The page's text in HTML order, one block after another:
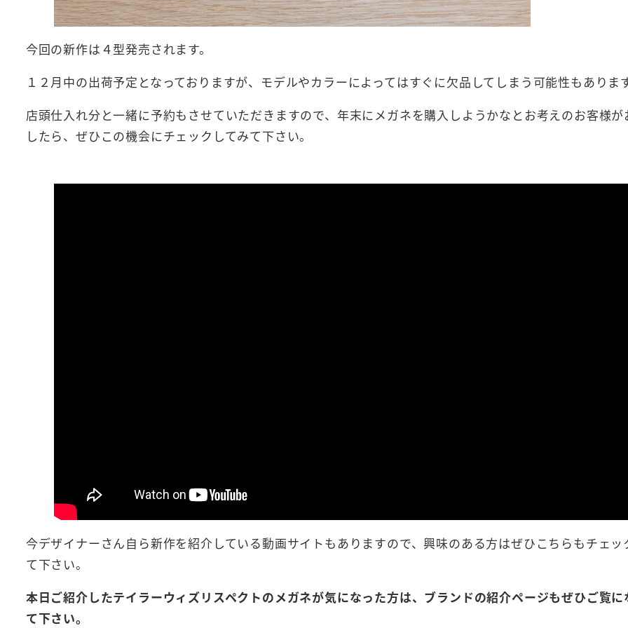
今回の新作は４型発売されます。
１２月中の出荷予定となっておりますが、モデルやカラーによってはすぐに欠品してしまう可能性もあります
店頭仕入れ分と一緒に予約もさせていただきますので、年末にメガネを購入しようかなとお考えのお客様が
したら、ぜひこの機会にチェックしてみて下さい。
今デザイナーさん自ら新作を紹介している動画サイトもありますので、興味のある方はぜひこちらもチェッ
て下さい。
本日ご紹介したテイラーウィズリスペクトのメガネが気になった方は、ブランドの紹介ページもぜひご覧に
て下さい。